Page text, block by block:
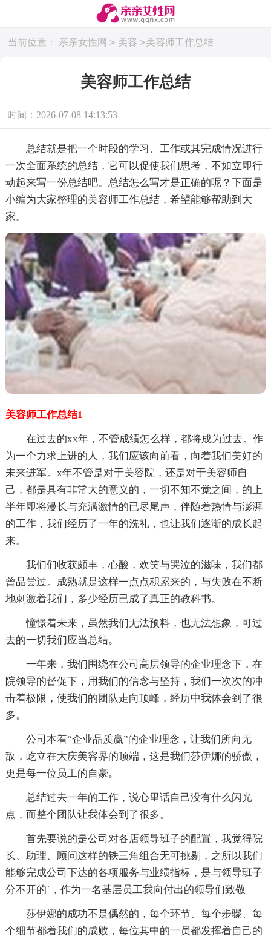
当前位置： 亲亲女性网 > 美容 >美容师工作总结
美容师工作总结
时间：2026-07-08 14:13:53
总结就是把一个时段的学习、工作或其完成情况进行
一次全面系统的总结，它可以促使我们思考，不如立即行
动起来写一份总结吧。总结怎么写才是正确的呢？下面是
小编为大家整理的美容师工作总结，希望能够帮助到大
家。
美容师工作总结1
在过去的xx年，不管成绩怎么样，都将成为过去。作
为一个力求上进的人，我们应该向前看，向着我们美好的
未来进军。x年不管是对于美容院，还是对于美容师自
己，都是具有非常大的意义的，一切不知不觉之间，的上
半年即将漫长与充满激情的已尽尾声，伴随着热情与澎湃
的工作，我们经历了一年的洗礼，也让我们逐渐的成长起
来。
我们们收获颇丰，心酸，欢笑与哭泣的滋味，我们都
曾品尝过。成熟就是这样一点点积累来的，与失败在不断
地刺激着我们，多少经历已成了真正的教科书。
憧憬着未来，虽然我们无法预料，也无法想象，可过
去的一切我们应当总结。
一年来，我们围绕在公司高层领导的企业理念下，在
院领导的督促下，用我们的信念与坚持，我们一次次的冲
击着极限，使我们的团队走向顶峰，经历中我体会到了很
多。
公司本着“企业品质赢”的企业理念，让我们所向无
敌，屹立在大庆美容界的顶端，这是我们莎伊娜的骄傲，
更是每一位员工的自豪。
总结过去一年的工作，说心里话自己没有什么闪光
点，而整个团队让我体会到了很多。
首先要说的是公司对各店领导班子的配置，我觉得院
长、助理、顾问这样的铁三角组合无可挑剔，之所以我们
能够完成公司下达的各项服务与业绩指标，是与领导班子
分不开的`，作为一名基层员工我向付出的领导们致敬
莎伊娜的成功不是偶然的，每个环节、每个步骤、每
个细节都着我们的成败，每位其中的一员都发挥着自己的